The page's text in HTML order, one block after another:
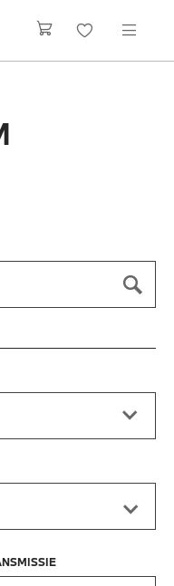
3 Serie M-Sport
om te zoeken